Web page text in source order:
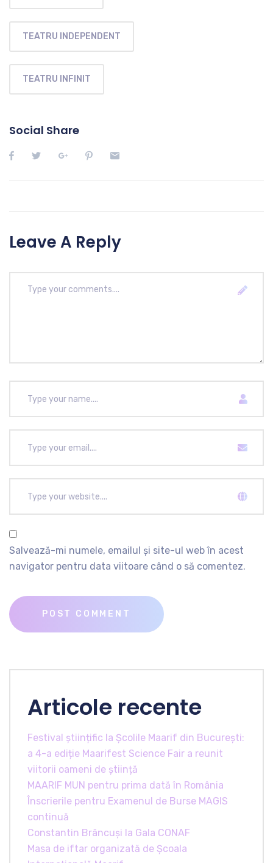
TEATRU INDEPENDENT
TEATRU INFINIT
Social Share
Leave A Reply
Salvează-mi numele, emailul și site-ul web în acest
navigator pentru data viitoare când o să comentez.
Articole recente
Festival științific la Școlile Maarif din București:
a 4-a ediție Maarifest Science Fair a reunit
viitorii oameni de știință
MAARIF MUN pentru prima dată în România
Înscrierile pentru Examenul de Burse MAGIS
continuă
Constantin Brâncuși la Gala CONAF
Masa de iftar organizată de Școala